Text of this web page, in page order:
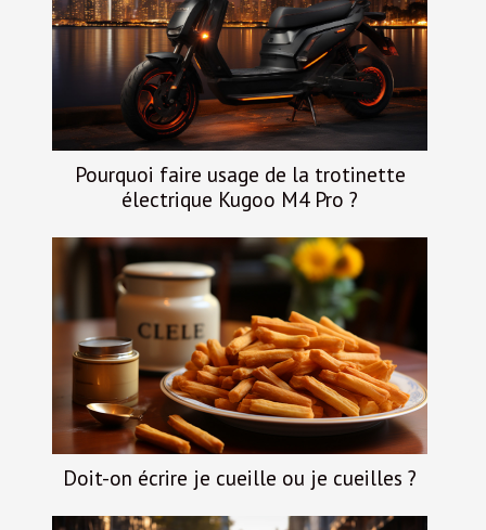
Pourquoi faire usage de la trotinette
électrique Kugoo M4 Pro ?
Doit-on écrire je cueille ou je cueilles ?